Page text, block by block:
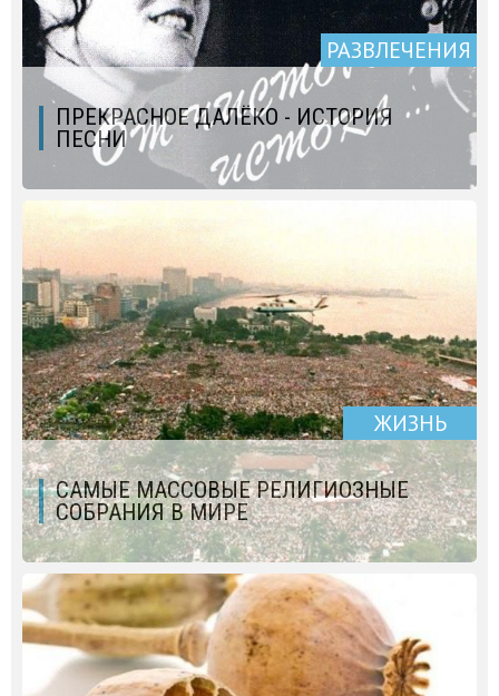
РАЗВЛЕЧЕНИЯ
ПРЕКРАСНОЕ ДАЛЁКО - ИСТОРИЯ
ПЕСНИ
ЖИЗНЬ
САМЫЕ МАССОВЫЕ РЕЛИГИОЗНЫЕ
СОБРАНИЯ В МИРЕ